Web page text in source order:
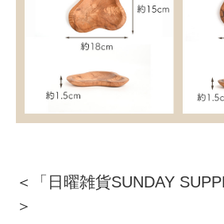
＜
「日曜雑貨SUNDAY
＞